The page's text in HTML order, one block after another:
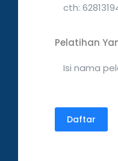
Pelatihan
Daftar